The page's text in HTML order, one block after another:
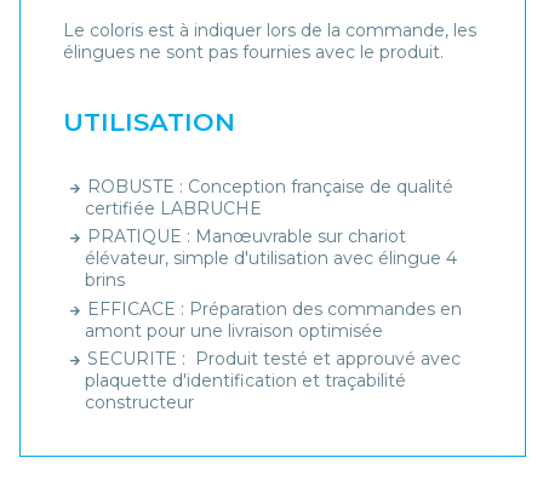
Le coloris est à indiquer lors de la commande, les
élingues ne sont pas fournies avec le produit.
UTILISATION
ROBUSTE : Conception française de qualité
certifiée LABRUCHE
PRATIQUE : Manœuvrable sur chariot
élévateur, simple d'utilisation avec élingue 4
brins
EFFICACE : Préparation des commandes en
amont pour une livraison optimisée
SECURITE : Produit testé et approuvé avec
plaquette d'identification et traçabilité
constructeur